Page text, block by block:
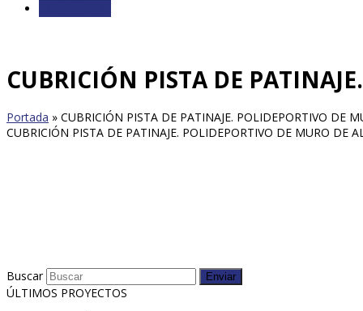
CUBRICIÓN PISTA DE
Portada » CUBRICIÓN PISTA DE PATINAJE. POLIDEPORTIVO DE
CUBRICIÓN PISTA DE PATINAJE. POLIDEPORTIVO DE MURO DE
Buscar Enviar
ÚLTIMOS PROYECTOS